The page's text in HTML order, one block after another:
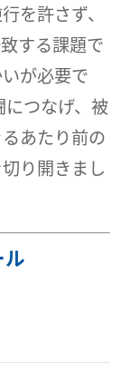
を許さず、
する課題で
が必要で
つなげ、被
あたり前の
り開きまし